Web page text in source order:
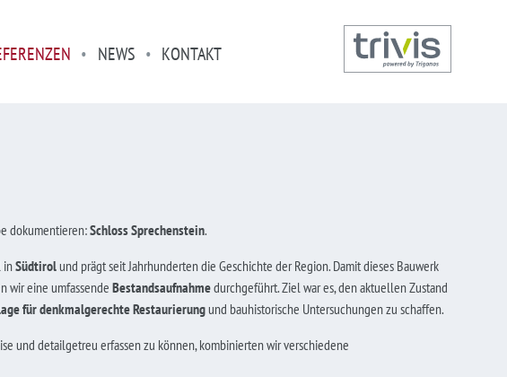
NEWS KONTAKT
dokumentieren:Schloss Sprechenstein.
inSüdtirolund prägt seit Jahrhunderten die Geschichte der Region. Damit dieses Bauwerk
wir eine umfassende Bestandsaufnahmedurchgeführt. Ziel war es, den aktuellen Zustand
für denkmalgerechte Restaurierungund bauhistorische Untersuchungen zu schaffen.
und detailgetreu erfassen zu können, kombinierten wir verschiedene